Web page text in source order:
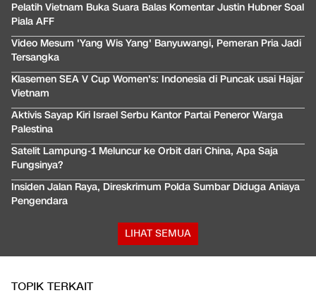
Pelatih Vietnam Buka Suara Balas Komentar Justin Hubner Soal
Piala AFF
Video Mesum 'Yang Wis Yang' Banyuwangi, Pemeran Pria Jadi
Tersangka
Klasemen SEA V Cup Women's: Indonesia di Puncak usai Hajar
Vietnam
Aktivis Sayap Kiri Israel Serbu Kantor Partai Peneror Warga
Palestina
Satelit Lampung-1 Meluncur ke Orbit dari China, Apa Saja
Fungsinya?
Insiden Jalan Raya, Direskrimum Polda Sumbar Diduga Aniaya
Pengendara
LIHAT SEMUA
TOPIK TERKAIT